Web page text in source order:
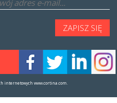
internetowych www.cortina.com.